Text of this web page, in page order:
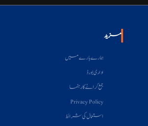
مزید
ہمارے بارے میں
اداری بورڈ
جمع کرانے کا رہنما
Privacy Policy
استعمال کی شرائط